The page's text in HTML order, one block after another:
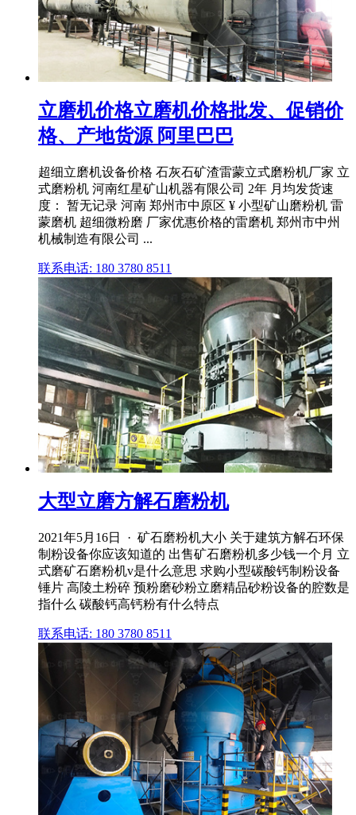
立磨机价格立磨机价格批发、促销价
格、产地货源 阿里巴巴
超细立磨机设备价格 石灰石矿渣雷蒙立式磨粉机厂家 立
式磨粉机 河南红星矿山机器有限公司 2年 月均发货速
度： 暂无记录 河南 郑州市中原区 ¥ 小型矿山磨粉机 雷
蒙磨机 超细微粉磨 厂家优惠价格的雷磨机 郑州市中州
机械制造有限公司 ...
联系电话: 180 3780 8511
大型立磨方解石磨粉机
2021年5月16日 · 矿石磨粉机大小 关于建筑方解石环保
制粉设备你应该知道的 出售矿石磨粉机多少钱一个月 立
式磨矿石磨粉机v是什么意思 求购小型碳酸钙制粉设备
锤片 高陵土粉碎 预粉磨砂粉立磨精品砂粉设备的腔数是
指什么 碳酸钙高钙粉有什么特点
联系电话: 180 3780 8511